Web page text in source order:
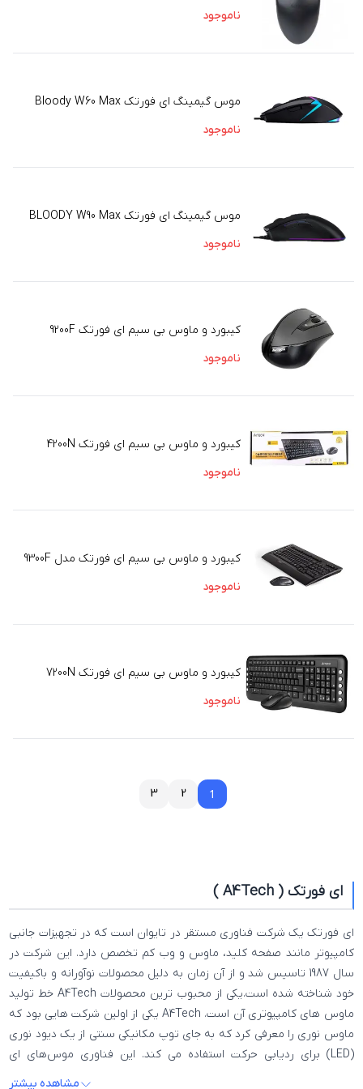
ناموجود
موس گیمینگ ای فورتک Bloody W60 Max
ناموجود
موس گیمینگ ای فورتک BLOODY W90 Max
ناموجود
کیبورد و ماوس بی سیم ای فورتک 9200F
ناموجود
کیبورد و ماوس بی سیم ای فورتک 4200N
ناموجود
کیبورد و ماوس بی سیم ای فورتک مدل 9300F
ناموجود
کیبورد و ماوس بی سیم ای فورتک 7200N
ناموجود
11
2
3
ای فورتک ( A4Tech )
ای فورتک یک شرکت فناوری مستقر در تایوان است که در تجهیزات جانبی
کامپیوتر مانند صفحه کلید، ماوس و وب کم تخصص دارد. این شرکت در
سال 1987 تاسیس شد و از آن زمان به دلیل محصولات نوآورانه و باکیفیت
خود شناخته شده است.یکی از محبوب ترین محصولات A4Tech خط تولید
ماوس های کامپیوتری آن است. A4Tech یکی از اولین شرکت هایی بود که
ماوس نوری را معرفی کرد که به جای توپ مکانیکی سنتی از یک دیود نوری
(LED) برای ردیابی حرکت استفاده می کند. این فناوری موس‌های ای
مشاهده بیشتر